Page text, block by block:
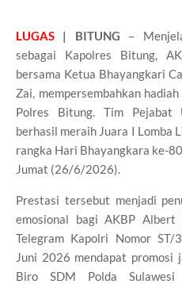
LUGAS | BITUNG –
sebagai Kapolres Bitung,
bersama Ketua Bhayangkari
Zai, mempersembahkan
Polres Bitung. Tim Pejabat
berhasil meraih Juara I Lomba
rangka Hari Bhayangkara ke-
Jumat (26/6/2026).
Prestasi tersebut menjadi
emosional bagi AKBP
Telegram Kapolri Nomor
Juni 2026 mendapat promosi
Biro SDM Polda